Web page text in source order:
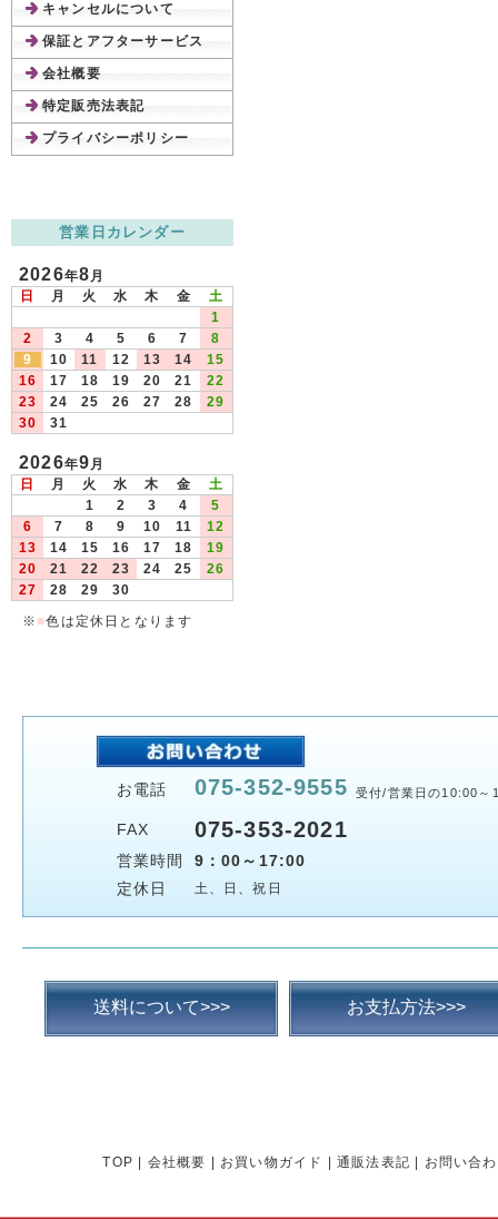
キャンセルについて
保証とアフターサービス
会社概要
特定販売法表記
プライバシーポリシー
営業日カレンダー
2026年8月
日
月 火 水 木 金
土
1
2
3 4 5 6 7
8
9
10 11 12 13 14
15
16
17 18 19 20 21
22
23
24 25 26 27 28
29
30
31
2026年9月
日
月 火 水 木 金
土
1
2 3 4
5
6
7 8 9 10 11
12
13
14 15 16 17 18
19
20
21 22 23 24 25
26
27
28 29
30
※ ■色は定休日となります
お電話 075-352-9555 受付/営業日の10:00～
FAX 075-353-2021
営業時間
9：00～17:00
定休日
土、日、祝日
送料について>>> お支払方法>>>
TOP 会社概要 お買い物ガイド 通販法表記 お問い合